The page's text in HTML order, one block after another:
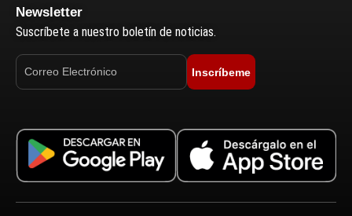
Newsletter
Suscríbete a nuestro boletín de noticias.
Inscríbeme